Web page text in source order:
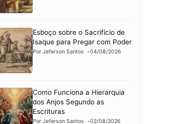
Esboço sobre o Sacrifício de
Isaque para Pregar com Poder
Por Jeferson Santos 04/08/2026
Como Funciona a Hierarquia
dos Anjos Segundo as
Escrituras
Por Jeferson Santos 02/08/2026